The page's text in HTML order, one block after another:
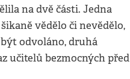
na dvě části. Jedna
vědělo či nevědělo,
odvoláno, druhá
učitelů bezmocných před